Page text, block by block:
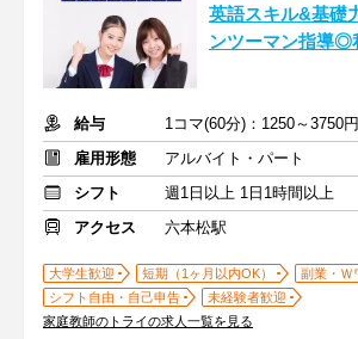
英語スキル&基礎
ンツーマン指導◎
給与
1コマ(60分)：1250～3750
雇用形態
アルバイト・パート
シフト
週1日以上 1日1時間以上
アクセス
六本松駅
大学生歓迎 短期（1ヶ月以内OK）
副業・Ｗ
シフト自由・自己申告
未経験者歓迎
家庭教師のトライの求人一覧を見る